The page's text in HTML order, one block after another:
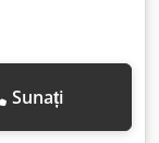
Sunați